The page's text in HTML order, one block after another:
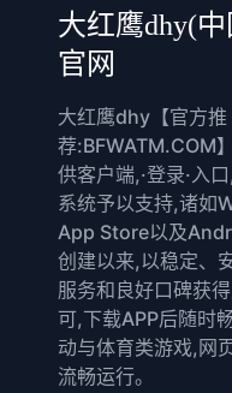
大红鹰dhy(
官网
大红鹰dhy【官方推
荐:BFWATM.COM
供客户端,·登录·入
系统予以支持,诸如
App Store以及
创建以来,以稳定、
服务和良好口碑获
可,下载APP后随时
动与体育类游戏,网
流畅运行。